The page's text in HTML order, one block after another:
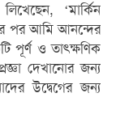
‘মার্কিন
পর আমি আনন্দের
পূর্ণ ও তাৎক্ষণিক
দেখানোর জন্য
উদ্বেগের জন্য